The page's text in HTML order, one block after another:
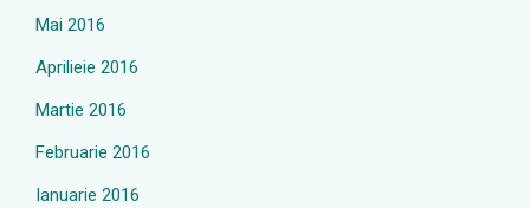
Mai 2016
Aprilieie 2016
Martie 2016
Februarie 2016
Ianuarie 2016